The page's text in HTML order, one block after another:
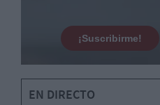
¡Suscribirme!
EN DIRECTO